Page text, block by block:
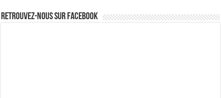
Retrouvez-nous sur Facebook